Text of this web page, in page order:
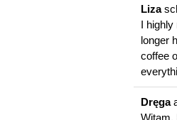
Liza
I highly
longer
coffee
Dręga
Witam.